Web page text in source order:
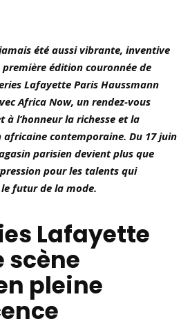
été aussi vibrante, inventive
édition couronnée de
Lafayette Paris Haussmann
Africa Now, un rendez-vous
l’honneur la richesse et la
contemporaine. Du 17 juin
parisien devient plus que
pour les talents qui
futur de la mode.
Lafayette
scène
pleine